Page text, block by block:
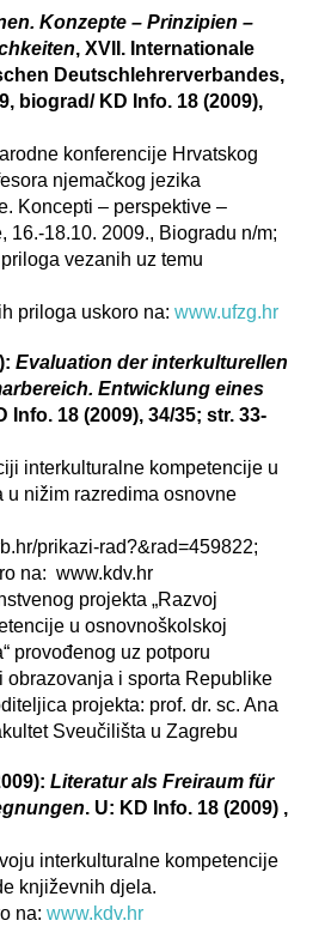
Konzepte – Prinzipien –
, XVII. Internationale
Deutschlehrerverbandes,
biograd/ KD Info. 18 (2009),
konferencije Hrvatskog
njemačkog jezika
Koncepti – perspektive –
16.-18.10. 2009., Biogradu n/m;
vezanih uz temu
priloga uskoro na: www.ufzg.hr
Evaluation der interkulturellen
Entwicklung eines
Info. 18 (2009), 34/35; str. 33-
interkulturalne kompetencije u
u nižim razredima osnovne
prikazi-rad?&rad=459822;
na: www.kdv.hr
projekta „Razvoj
u osnovnoškolskoj
provođenog uz potporu
obrazovanja i sporta Republike
projekta: prof. dr. sc. Ana
Sveučilišta u Zagrebu
Literatur als Freiraum für
. U: KD Info. 18 (2009) ,
interkulturalne kompetencije
književnih djela.
na: www.kdv.hr